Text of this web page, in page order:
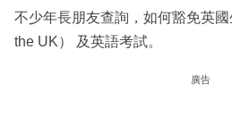
不少年長朋友查詢，如何豁免英
the UK） 及英語考試。
廣告